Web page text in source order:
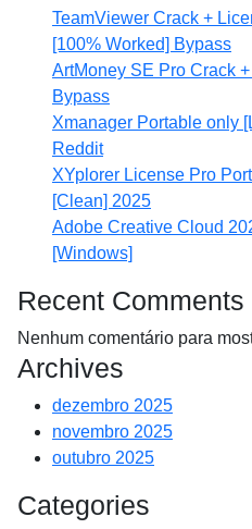
TeamViewer Crack +
[100% Worked] Bypass
ArtMoney SE Pro Crack
Bypass
Xmanager Portable only
Reddit
XYplorer License Pro
[Clean] 2025
Adobe Creative Cloud
[Windows]
Recent Comments
Nenhum comentário para
Archives
dezembro 2025
novembro 2025
outubro 2025
Categories